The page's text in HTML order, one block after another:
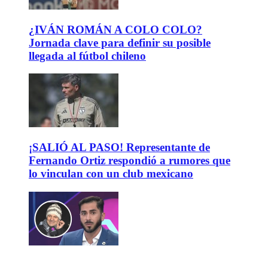
¿IVÁN ROMÁN A COLO COLO?
Jornada clave para definir su posible
llegada al fútbol chileno
¡SALIÓ AL PASO! Representante de
Fernando Ortiz respondió a rumores que
lo vinculan con un club mexicano